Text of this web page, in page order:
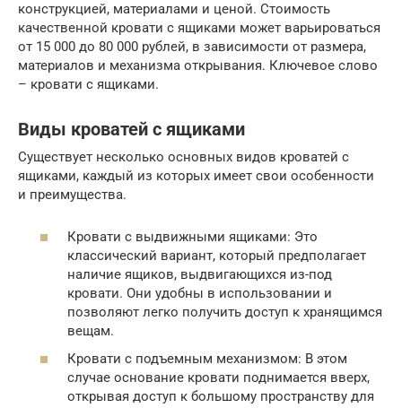
конструкцией, материалами и ценой. Стоимость
качественной кровати с ящиками может варьироваться
от 15 000 до 80 000 рублей, в зависимости от размера,
материалов и механизма открывания. Ключевое слово
– кровати с ящиками.
Виды кроватей с ящиками
Существует несколько основных видов кроватей с
ящиками, каждый из которых имеет свои особенности
и преимущества.
Кровати с выдвижными ящиками: Это
классический вариант, который предполагает
наличие ящиков, выдвигающихся из-под
кровати. Они удобны в использовании и
позволяют легко получить доступ к хранящимся
вещам.
Кровати с подъемным механизмом: В этом
случае основание кровати поднимается вверх,
открывая доступ к большому пространству для